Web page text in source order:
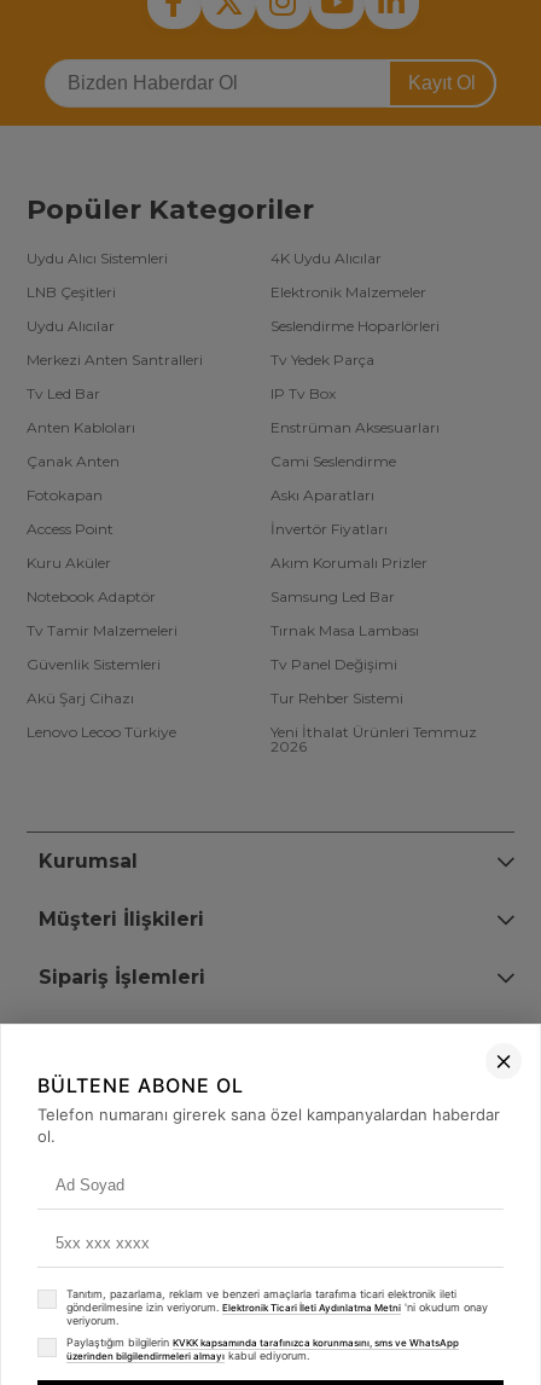
Kayıt Ol
Popüler Kategoriler
Uydu Alıcı Sistemleri
4K Uydu Alıcılar
LNB Çeşitleri
Elektronik Malzemeler
Uydu Alıcılar
Seslendirme Hoparlörleri
Merkezi Anten Santralleri
Tv Yedek Parça
Tv Led Bar
IP Tv Box
Anten Kabloları
Enstrüman Aksesuarları
Çanak Anten
Cami Seslendirme
Fotokapan
Askı Aparatları
Access Point
İnvertör Fiyatları
Kuru Aküler
Akım Korumalı Prizler
Notebook Adaptör
Samsung Led Bar
Tv Tamir Malzemeleri
Tırnak Masa Lambası
Güvenlik Sistemleri
Tv Panel Değişimi
Akü Şarj Cihazı
Tur Rehber Sistemi
Lenovo Lecoo Türkiye
Yeni İthalat Ürünleri Temmuz
2026
Kurumsal
Müşteri İlişkileri
Sipariş İşlemleri
+90 (850) 473 08 08
© 2008 - 2026merterelektronik.com
BÜLTENE ABONE OL
Telefon numaranı girerek sana özel kampanyalardan haberdar
ol.
Tanıtım, pazarlama, reklam ve benzeri amaçlarla tarafıma ticari elektronik ileti
gönderilmesine izin veriyorum. Elektronik Ticari İleti Aydınlatma Metni 'ni okudum onay
veriyorum.
Paylaştığım bilgilerin KVKK kapsamında tarafınızca korunmasını, sms ve WhatsApp
üzerinden bilgilendirmeleri almayı kabul ediyorum.